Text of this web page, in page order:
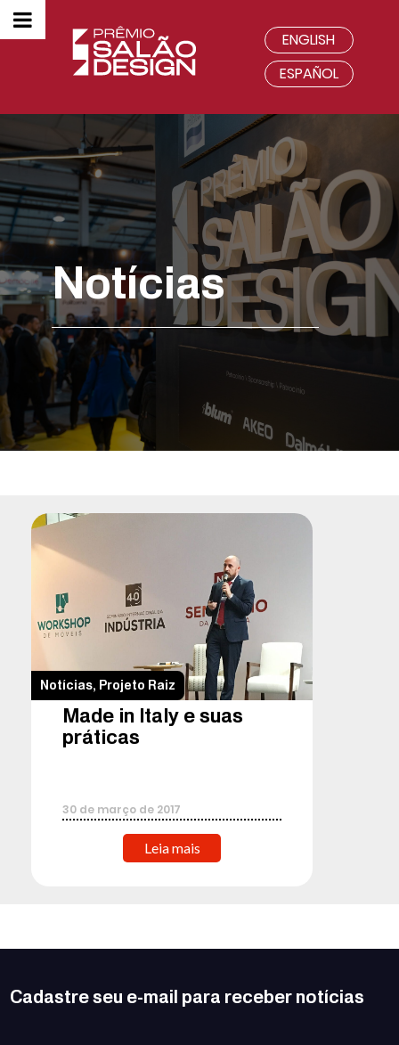
ENGLISH
ESPAÑOL
Notícias
Notícias, Projeto Raiz
Made in Italy e suas
práticas
30 de março de 2017
Leia mais
Cadastre seu e-mail para receber notícias